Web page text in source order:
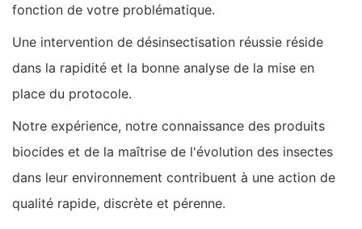
fonction de votre problématique.
Une intervention de désinsectisation réussie réside
dans la rapidité et la bonne analyse de la mise en
place du protocole.
Notre expérience, notre connaissance des produits
biocides et de la maîtrise de l'évolution des insectes
dans leur environnement contribuent à une action de
qualité rapide, discrète et pérenne.